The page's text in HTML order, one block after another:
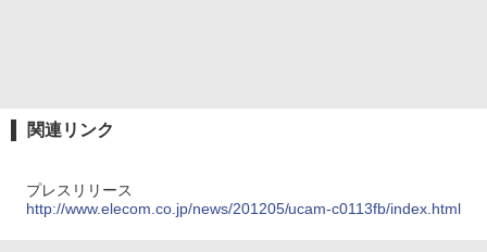
関連リンク
プレスリリース
http://www.elecom.co.jp/news/201205/ucam-c0113fb/index.html